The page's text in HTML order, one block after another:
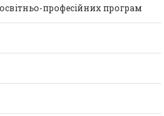
професійних програм